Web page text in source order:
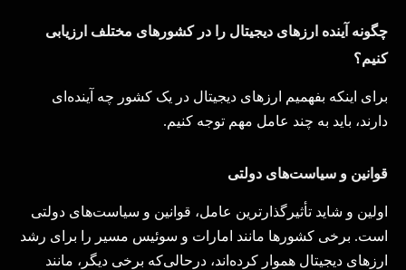
چگونه آینده ارزهای دیجیتال را در کشورهای مختلف ارزیابی
کنیم؟
برای اینکه بفهمیم ارزهای دیجیتال در یک کشور چه آینده‌ای
دارند، باید به چند عامل مهم توجه کنیم.
قوانین و سیاست‌های دولتی
اولین و شاید تأثیرگذارترین عامل، قوانین و سیاست‌های دولتی
است. برخی کشورها مانند امارات و سوئیس مسیر را برای رشد
ارزهای دیجیتال هموار کرده‌اند، درحالی‌که برخی دیگر، مانند